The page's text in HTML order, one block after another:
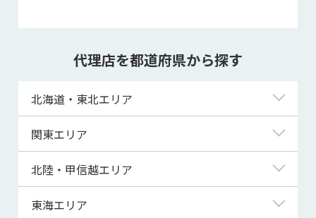
代理店を都道府県から探す
北海道・東北エリア
北海道
青森県
関東エリア
東京都
神奈川県
北陸・甲信越エリア
新潟県
東海エリア